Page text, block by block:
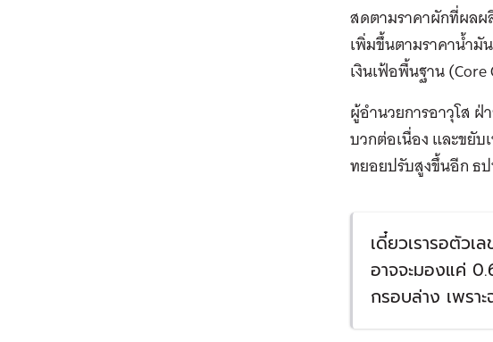
สดตามราคาผักที่ผลผ
เพิ่มขึ้นตามราคาน้ำมั
เงินเฟ้อพื้นฐาน
ผู้อำนวยการอาวุโส ฝ่
บวกต่อเนื่อง และขยับ
ทยอยปรับสูงขึ้นอีก ธ
เดี๋ยวเรารอตัวเ
อาจจะมองแค่
กรอบล่าง เพราะ